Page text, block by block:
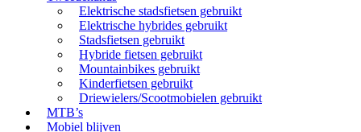
Elektrische stadsfietsen gebruikt
Elektrische hybrides gebruikt
Stadsfietsen gebruikt
Hybride fietsen gebruikt
Mountainbikes gebruikt
Kinderfietsen gebruikt
Driewielers/Scootmobielen gebruikt
MTB’s
Mobiel blijven